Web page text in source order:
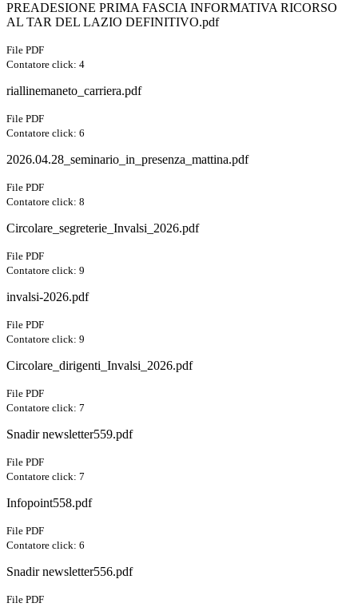
PREADESIONE PRIMA FASCIA INFORMATIVA RICORSO
AL TAR DEL LAZIO DEFINITIVO.pdf
File PDF
Contatore click: 4
riallinemaneto_carriera.pdf
File PDF
Contatore click: 6
2026.04.28_seminario_in_presenza_mattina.pdf
File PDF
Contatore click: 8
Circolare_segreterie_Invalsi_2026.pdf
File PDF
Contatore click: 9
invalsi-2026.pdf
File PDF
Contatore click: 9
Circolare_dirigenti_Invalsi_2026.pdf
File PDF
Contatore click: 7
Snadir newsletter559.pdf
File PDF
Contatore click: 7
Infopoint558.pdf
File PDF
Contatore click: 6
Snadir newsletter556.pdf
File PDF